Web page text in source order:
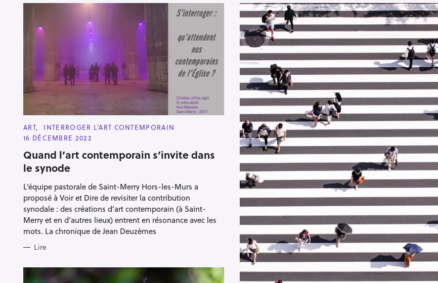
C
A
T
G
O
R
E
S
ART
INTERROGER L'ART CONTEMPORAIN
16 DÉCEMBRE 2022
Quand l’art contemporain s’invite dans
le synode
L’équipe pastorale de Saint-Merry Hors-les-Murs a
proposé à Voir et Dire de revisiter la contribution
synodale : des créations d’art contemporain (à Saint-
Merry et en d’autres lieux) entrent en résonance avec les
mots. La chronique de Jean Deuzèmes
Lire